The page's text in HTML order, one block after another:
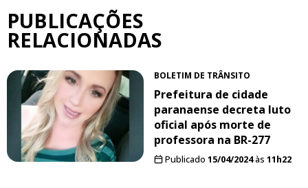
PUBLICAÇÕES
RELACIONADAS
BOLETIM DE TRÂNSITO
Prefeitura de cidade
paranaense decreta luto
oficial após morte de
professora na BR-277
Publicado 15/04/2024às 11h22